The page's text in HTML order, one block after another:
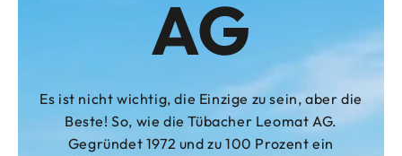
AG
Es ist nicht wichtig, die Einzige zu sein, aber die
Beste! So, wie die Tübacher Leomat AG.
Gegründet 1972 und zu 100 Prozent ein